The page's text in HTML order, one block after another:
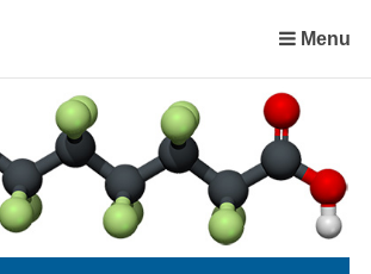
Menu